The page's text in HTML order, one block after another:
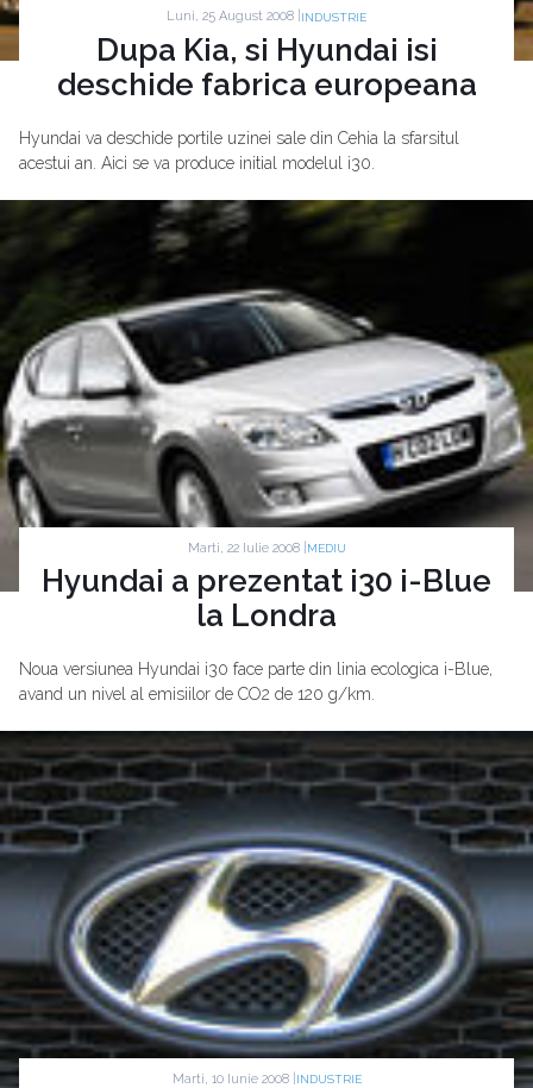
Luni, 25 August 2008 | INDUSTRIE
Dupa Kia, si Hyundai isi
deschide fabrica europeana
Hyundai va deschide portile uzinei sale din Cehia la sfarsitul
acestui an. Aici se va produce initial modelul i30.
Marti, 22 Iulie 2008 | MEDIU
Hyundai a prezentat i30 i-Blue
la Londra
Noua versiunea Hyundai i30 face parte din linia ecologica i-Blue,
avand un nivel al emisiilor de CO2 de 120 g/km.
Marti, 10 Iunie 2008 | INDUSTRIE